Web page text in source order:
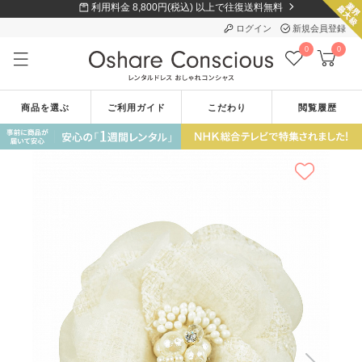
利用料金 8,800円(税込) 以上で往復送料無料
ログイン 新規会員登録
0 0
商品を選ぶ ご利用ガイド こだわり 閲覧履歴